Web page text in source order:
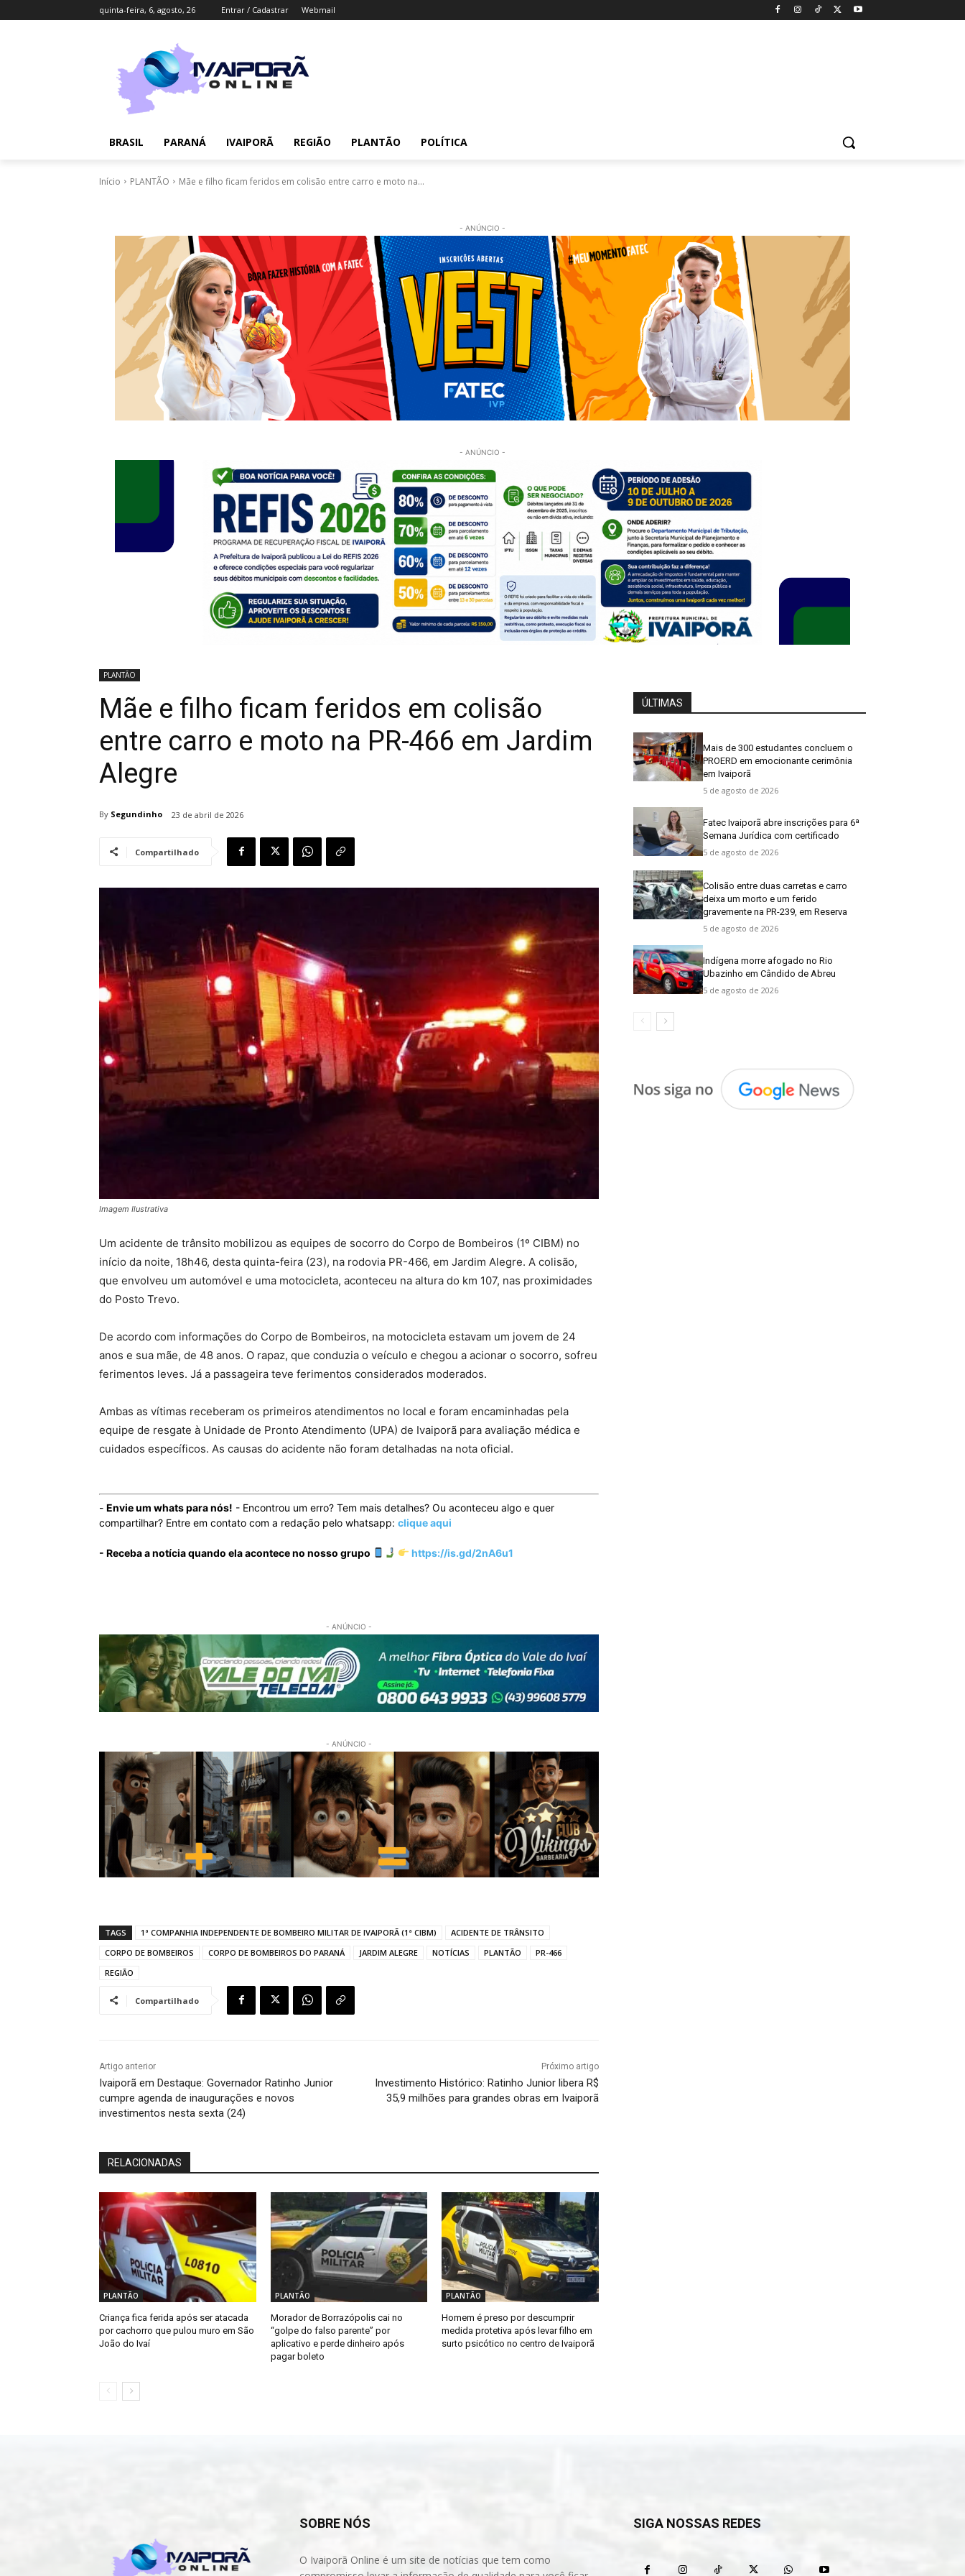
quinta-feira, 6, agosto, 26 Entrar / Cadastrar Webmail
BRASIL PARANÁ IVAIPORÃ REGIÃO PLANTÃO POLÍTICA
Início PLANTÃO Mãe e filho ficam feridos em colisão entre carro e moto na...
- ANÚNCIO -
- ANÚNCIO -
PLANTÃO
Mãe e filho ficam feridos em colisão
entre carro e moto na PR-466 em Jardim
Alegre
By Segundinho 23 de abril de 2026
Compartilhado
Imagem Ilustrativa
Um acidente de trânsito mobilizou as equipes de socorro do Corpo de Bombeiros (1º CIBM) no
início da noite, 18h46, desta quinta-feira (23), na rodovia PR-466, em Jardim Alegre. A colisão,
que envolveu um automóvel e uma motocicleta, aconteceu na altura do km 107, nas proximidades
do Posto Trevo.
De acordo com informações do Corpo de Bombeiros, na motocicleta estavam um jovem de 24
anos e sua mãe, de 48 anos. O rapaz, que conduzia o veículo e chegou a acionar o socorro, sofreu
ferimentos leves. Já a passageira teve ferimentos considerados moderados.
Ambas as vítimas receberam os primeiros atendimentos no local e foram encaminhadas pela
equipe de resgate à Unidade de Pronto Atendimento (UPA) de Ivaiporã para avaliação médica e
cuidados específicos. As causas do acidente não foram detalhadas na nota oficial.
- Envie um whats para nós! - Encontrou um erro? Tem mais detalhes? Ou aconteceu algo e quer
compartilhar? Entre em contato com a redação pelo whatsapp: clique aqui
- Receba a notícia quando ela acontece no nosso grupo https://is.gd/2nA6u1
- ANÚNCIO -
- ANÚNCIO -
TAGS 1ª COMPANHIA INDEPENDENTE DE BOMBEIRO MILITAR DE IVAIPORÃ (1ª CIBM)
ACIDENTE DE TRÂNSITO
CORPO DE BOMBEIROS
CORPO DE BOMBEIROS DO PARANÁ JARDIM ALEGRE NOTÍCIAS PLANTÃO
PR-466
REGIÃO
Compartilhado
Artigo anterior
Ivaiporã em Destaque: Governador Ratinho Junior
cumpre agenda de inaugurações e novos
investimentos nesta sexta (24)
Próximo artigo
Investimento Histórico: Ratinho Junior libera R$
35,9 milhões para grandes obras em Ivaiporã
RELACIONADAS
PLANTÃO
Criança fica ferida após ser atacada
por cachorro que pulou muro em São
João do Ivaí
PLANTÃO
Morador de Borrazópolis cai no
“golpe do falso parente” por
aplicativo e perde dinheiro após
pagar boleto
PLANTÃO
Homem é preso por descumprir
medida protetiva após levar filho em
surto psicótico no centro de Ivaiporã
ÚLTIMAS
Mais de 300 estudantes concluem o
PROERD em emocionante cerimônia
em Ivaiporã
5 de agosto de 2026
Fatec Ivaiporã abre inscrições para 6ª
Semana Jurídica com certificado
5 de agosto de 2026
Colisão entre duas carretas e carro
deixa um morto e um ferido
gravemente na PR-239, em Reserva
5 de agosto de 2026
Indígena morre afogado no Rio
Ubazinho em Cândido de Abreu
5 de agosto de 2026
SOBRE NÓS
O Ivaiporã Online é um site de notícias que tem como
SIGA NOSSAS REDES